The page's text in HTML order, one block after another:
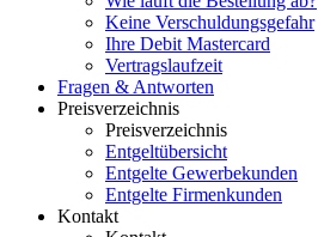
Keine Verschuldungsgefahr
Ihre Debit Mastercard
Vertragslaufzeit
Fragen & Antworten
Preisverzeichnis
Preisverzeichnis
Entgeltübersicht
Entgelte Gewerbekunden
Entgelte Firmenkunden
Kontakt